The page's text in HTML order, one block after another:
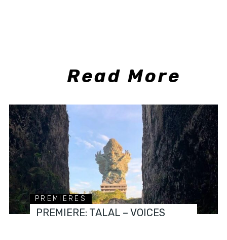
Read More
PREMIERES
PREMIERE: TALAL – VOICES